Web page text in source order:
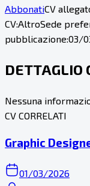
AbbonatiCV
CV:AltroSede
pubblicazione:03/
DETTAGLIO
Nessuna
CV CORRELATI
Graphic
01/03/2026